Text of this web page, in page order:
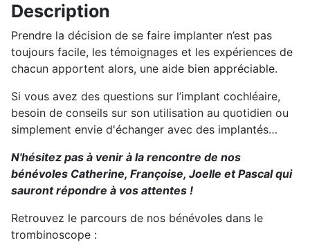
Description
Prendre la décision de se faire implanter n’est pas
toujours facile, les témoignages et les expériences de
chacun apportent alors, une aide bien appréciable.
Si vous avez des questions sur l’implant cochléaire,
besoin de conseils sur son utilisation au quotidien ou
simplement envie d'échanger avec des implantés…
N'hésitez pas à venir à la rencontre de nos
bénévoles Catherine, Françoise, Joelle et Pascal qui
sauront répondre à vos attentes !
Retrouvez le parcours de nos bénévoles dans le
trombinoscope :